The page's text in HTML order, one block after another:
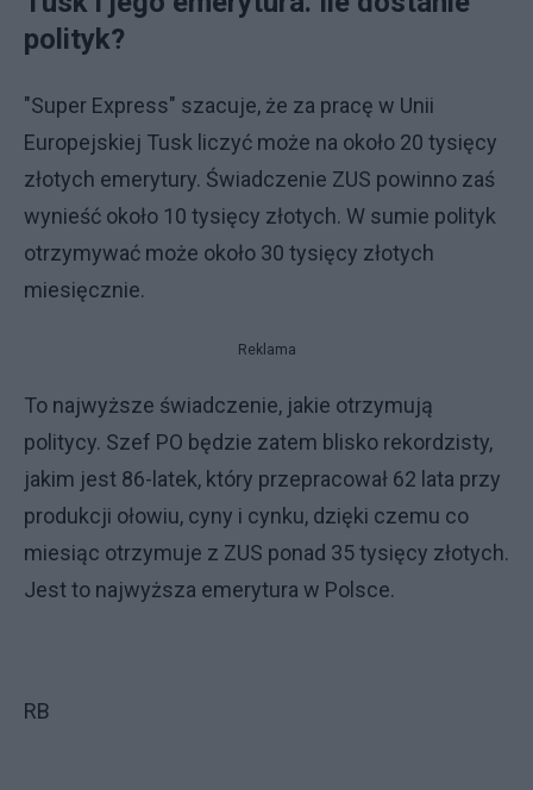
polityk?
"Super Express" szacuje, że za pracę w Unii
Europejskiej Tusk liczyć może na około 20 tysięcy
złotych emerytury. Świadczenie ZUS powinno zaś
wynieść około 10 tysięcy złotych. W sumie polityk
otrzymywać może około 30 tysięcy złotych
miesięcznie.
Reklama
To najwyższe świadczenie, jakie otrzymują
politycy. Szef PO będzie zatem blisko rekordzisty,
jakim jest 86-latek, który przepracował 62 lata przy
produkcji ołowiu, cyny i cynku, dzięki czemu co
miesiąc otrzymuje z ZUS ponad 35 tysięcy złotych.
Jest to najwyższa emerytura w Polsce.
RB